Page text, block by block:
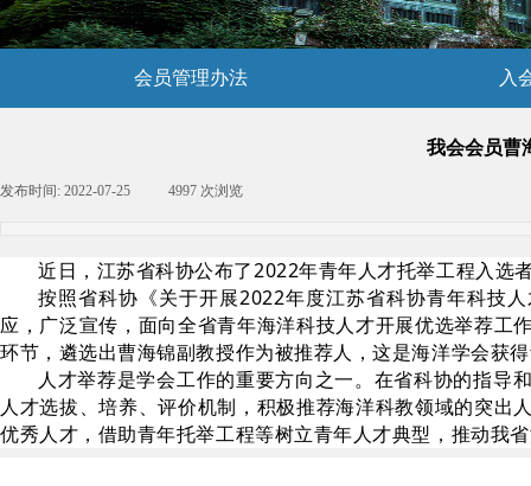
会员管理办法 入
我会会员曹
发布时间: 2022-07-25 4997 次浏览
近日，江苏省科协公布了2022年青年人才托举工程入选
按照省科协《关于开展2022年度江苏省科协青年科技
应，广泛宣传，面向全省青年海洋科技人才开展优选举荐
环节，遴选出曹海锦副教授作为被推荐人，这是海洋学会获
人才举荐是学会工作的重要方向之一。在省科协的指导
人才选拔、培养、评价机制，积极推荐海洋科教领域的突
优秀人才，借助青年托举工程等树立青年人才典型，推动我